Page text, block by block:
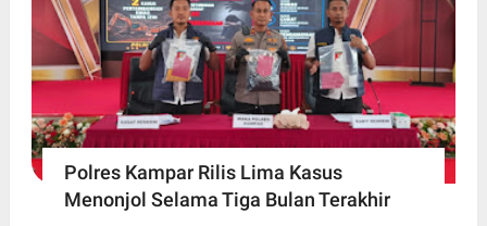
Polres Kampar Rilis Lima Kasus
Menonjol Selama Tiga Bulan Terakhir